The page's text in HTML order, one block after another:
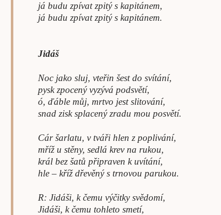
já budu zpívat zpitý s kapitánem,
já budu zpívat zpitý s kapitánem.
Jidáš
Noc jako sluj, vteřin šest do svítání,
pysk zpocený vyzývá podsvětí,
ó, ďáble můj, mrtvo jest slitování,
snad zisk splacený zradu mou posvětí.
Cár šarlatu, v tváři hlen z poplivání,
mříž u stěny, sedlá krev na rukou,
král bez šatů připraven k uvítání,
hle – kříž dřevěný s trnovou parukou.
R: Jidáši, k čemu výčitky svědomí,
Jidáši, k čemu tohleto smetí,